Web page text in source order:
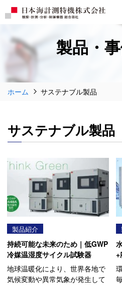
製品・
ホーム サステナブル製品
サステナブル製品
製品紹介
持続可能な未来のため｜低GWP
冷媒温湿度サイクル試験器
地球温暖化により、世界各地で
気候変動や異常気象が発生して
+